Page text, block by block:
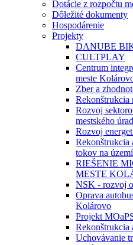
Dotácie z rozpočtu
Dôležité dokumenty
Hospodárenie
Projekty
DANUBE
CULTPLAY
Centrum
meste
Zber a
Rekonštrukcia
Rozvoj
mestského
Rozvoj
Rekonštrukcia
tokov na
RIEŠENIE
MESTE
NSK - rozvoj
Oprava
Kolárovo
Projekt
Rekonštrukcia
Uchovávanie